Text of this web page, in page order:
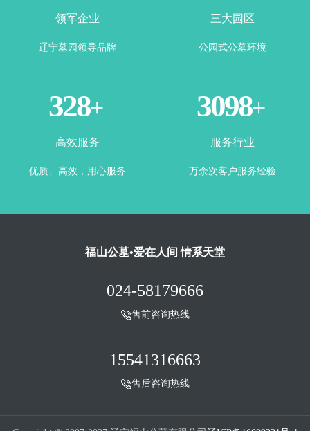
领军企业
辽宁墓园领导品牌
三大园区
公园式公墓环境
365+
高效服务
优质、高效，用心服务
3500+
服务行业
万余次客户服务经验
福山公墓•爱在人间 情系天堂
024-58179666
售前咨询热线
15541316663
售后咨询热线